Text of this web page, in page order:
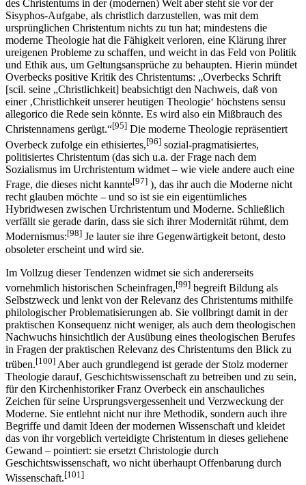
des Christentums in der (modernen) Welt aber steht sie vor der
Sisyphos-Aufgabe, als christlich darzustellen, was mit dem
ursprünglichen Christentum nichts zu tun hat; mindestens die
moderne Theologie hat die Fähigkeit verloren, eine Klärung ihrer
ureigenen Probleme zu schaffen, und weicht in das Feld von Politik
und Ethik aus, um Geltungsansprüche zu behaupten. Hierin mündet
Overbecks positive Kritik des Christentums: „Overbecks Schrift
[scil. seine „Christlichkeit] beabsichtigt den Nachweis, daß von
einer ‚Christlichkeit unserer heutigen Theologie‘ höchstens sensu
allegorico die Rede sein könnte. Es wird also ein Mißbrauch des
Christennamens gerügt.“[95] Die moderne Theologie repräsentiert
Overbeck zufolge ein ethisiertes,[96] sozial-pragmatisiertes,
politisiertes Christentum (das sich u.a. der Frage nach dem
Sozialismus im Urchristentum widmet – wie viele andere auch eine
Frage, die dieses nicht kannte[97] ), das ihr auch die Moderne nicht
recht glauben möchte – und so ist sie ein eigentümliches
Hybridwesen zwischen Urchristentum und Moderne. Schließlich
verfällt sie gerade darin, dass sie sich ihrer Modernität rühmt, dem
Modernismus:[98] Je lauter sie ihre Gegenwärtigkeit betont, desto
obsoleter erscheint und wird sie.
Im Vollzug dieser Tendenzen widmet sie sich andererseits
vornehmlich historischen Scheinfragen,[99] begreift Bildung als
Selbstzweck und lenkt von der Relevanz des Christentums mithilfe
philologischer Problematisierungen ab. Sie vollbringt damit in der
praktischen Konsequenz nicht weniger, als auch dem theologischen
Nachwuchs hinsichtlich der Ausübung eines theologischen Berufes
in Fragen der praktischen Relevanz des Christentums den Blick zu
trüben.[100] Aber auch grundlegend ist gerade der Stolz moderner
Theologie darauf, Geschichtswissenschaft zu betreiben und zu sein,
für den Kirchenhistoriker Franz Overbeck ein anschauliches
Zeichen für seine Ursprungsvergessenheit und Verzweckung der
Moderne. Sie entlehnt nicht nur ihre Methodik, sondern auch ihre
Begriffe und damit Ideen der modernen Wissenschaft und kleidet
das von ihr vorgeblich verteidigte Christentum in dieses geliehene
Gewand – pointiert: sie ersetzt Christologie durch
Geschichtswissenschaft, wo nicht überhaupt Offenbarung durch
Wissenschaft.[101]